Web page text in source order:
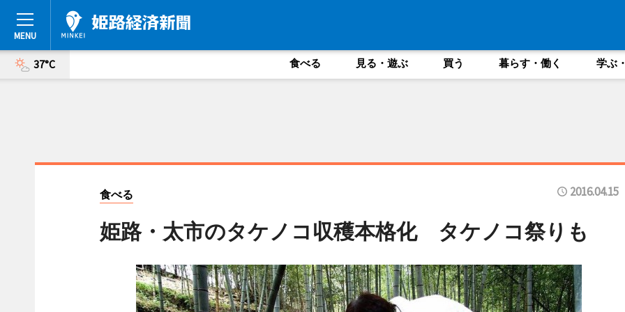
37°C 食べる 見る・遊ぶ 買う 暮らす・働く 学ぶ
食べる 2016.04.15
姫路・太市のタケノコ収穫本格化 タケノコ祭りも